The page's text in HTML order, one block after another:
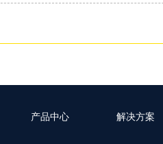
产品中心 解决方案